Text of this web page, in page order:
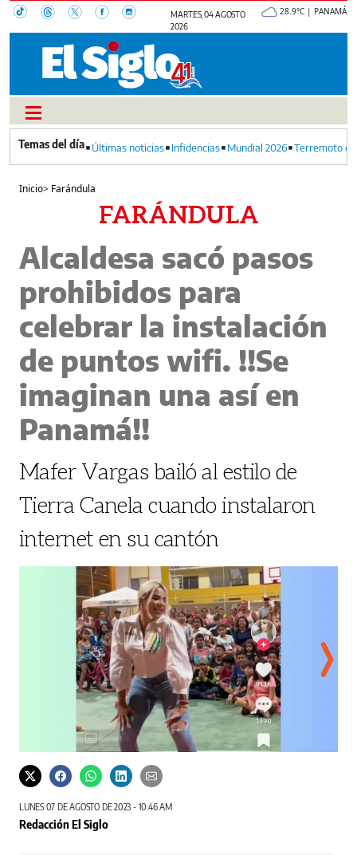
MARTES, 04 AGOSTO
2026
28.9°C | PANAMÁ
Últimas noticias Infidencias Mundial 2026 Terremoto
Inicio> Farándula
FARÁNDULA
Alcaldesa sacó pasos
prohibidos para
celebrar la instalación
de puntos wifi. !!Se
imaginan una así en
Panamá!!
Mafer Vargas bailó al estilo de
Tierra Canela cuando instalaron
internet en su cantón
LUNES 07 DE AGOSTO DE 2023 - 10:46 AM
Redacción El Siglo